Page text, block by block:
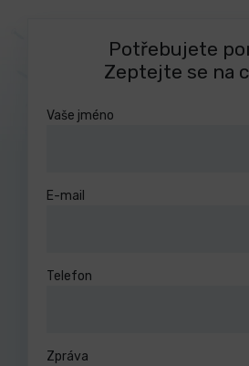
Potřebujete
Zeptejte se na
Vaše jméno
E-mail
Telefon
Zpráva